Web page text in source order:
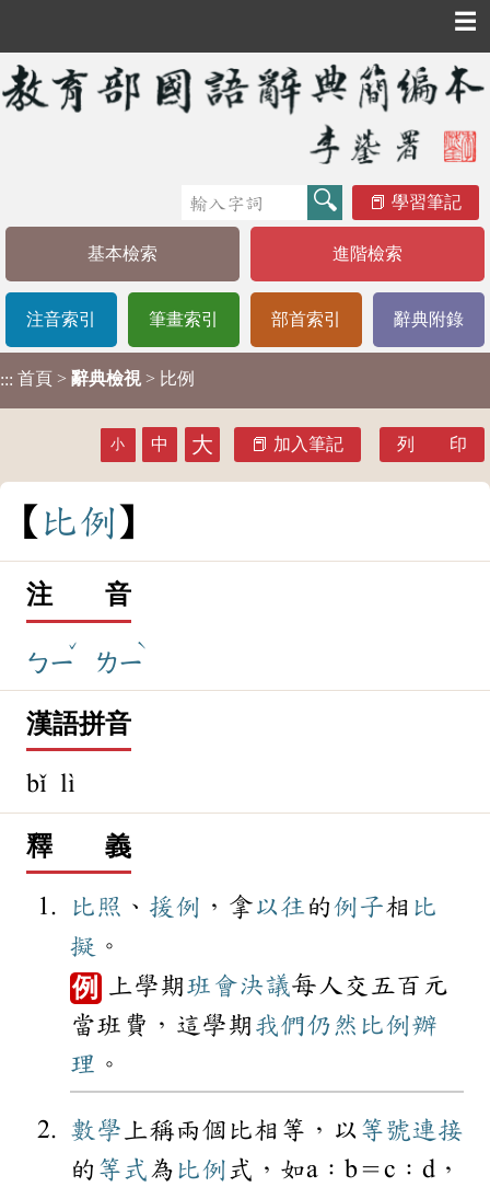
☰
學習筆記
基本檢索 進階檢索
注音索引 筆畫索引 部首索引 辭典附錄
::: 首頁 > 辭典檢視 > 比例
小 中 大 加入筆記 列 印
比例
注 音
ㄅㄧ
ˇ
ㄌㄧ
ˋ
漢語拼音
bǐ lì
釋 義
比照 、 援例 ，拿以往的例子相 比
擬 。
例 上學期班會決議每人交五百元
當班費，這學期 我們仍然 比例辦
理 。
數學 上稱兩個比相等，以 等號連接
的 等式為 比例 式，如a：b＝c：d，